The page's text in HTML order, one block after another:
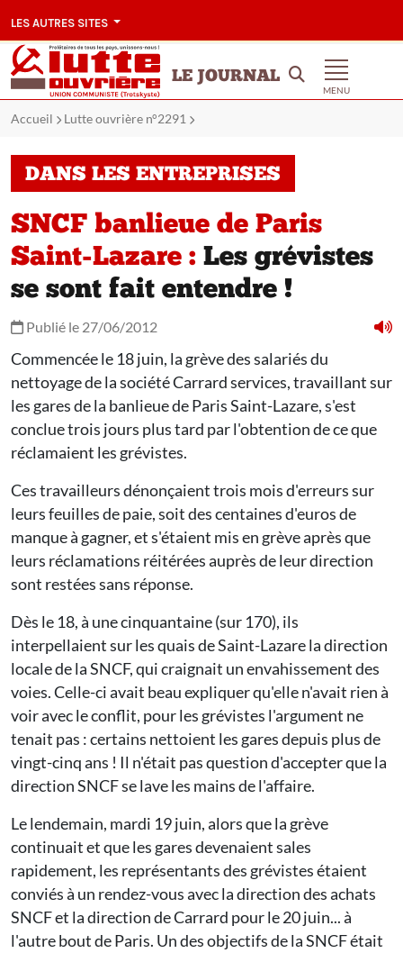
LES AUTRES SITES
LE JOURNAL
MENU
Accueil Lutte ouvrière n°2291
DANS LES ENTREPRISES
SNCF banlieue de Paris
Saint-Lazare : Les grévistes
se sont fait entendre !
Publié le 27/06/2012
Commencée le 18 juin, la grève des salariés du
nettoyage de la société Carrard services, travaillant sur
les gares de la banlieue de Paris Saint-Lazare, s'est
conclue trois jours plus tard par l'obtention de ce que
réclamaient les grévistes.
Ces travailleurs dénonçaient trois mois d'erreurs sur
leurs feuilles de paie, soit des centaines d'euros de
manque à gagner, et s'étaient mis en grève après que
leurs réclamations réitérées auprès de leur direction
sont restées sans réponse.
Dès le 18, à une cinquantaine (sur 170), ils
interpellaient sur les quais de Saint-Lazare la direction
locale de la SNCF, qui craignait un envahissement des
voies. Celle-ci avait beau expliquer qu'elle n'avait rien à
voir avec le conflit, pour les grévistes l'argument ne
tenait pas : certains nettoient les gares depuis plus de
vingt-cinq ans ! Il n'était pas question d'accepter que la
direction SNCF se lave les mains de l'affaire.
Le lendemain, mardi 19 juin, alors que la grève
continuait et que les gares devenaient sales
rapidement, les représentants des grévistes étaient
conviés à un rendez-vous avec la direction des achats
SNCF et la direction de Carrard pour le 20 juin... à
l'autre bout de Paris. Un des objectifs de la SNCF était